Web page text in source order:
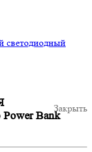
светодиодный
Закрыть
Power Bank